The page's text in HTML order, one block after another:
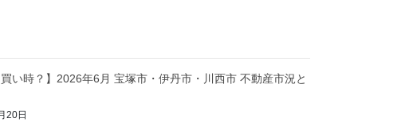
買い時？】2026年6月 宝塚市・伊丹市・川西市 不動産市況と
20日